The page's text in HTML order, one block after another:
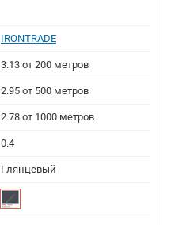
IRONTRADE
3.13 от 200 метров
2.95 от 500 метров
2.78 от 1000 метров
0.4
Глянцевый